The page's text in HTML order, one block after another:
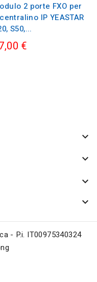
2 porte FXO per
IP YEASTAR
S50,...
€




- P.i. IT00975340324